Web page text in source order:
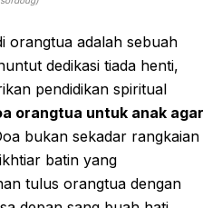
orangtua adalah sebuah
dedikasi tiada henti,
pendidikan spiritual
orangtua untuk anak agar
bukan sekadar rangkaian
batin yang
tulus orangtua dengan